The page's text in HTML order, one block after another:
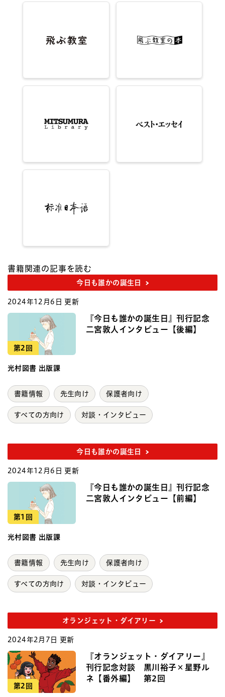
書籍関連の記事を読む
今日も誰かの誕生日
2024年12月6日 更新
第2回
『今日も誰かの誕生日』刊行記念
二宮敦人インタビュー【後編】
光村図書 出版課
書籍情報 先生向け 保護者向け
すべての方向け 対談・インタビュー
今日も誰かの誕生日
2024年12月6日 更新
第1回
『今日も誰かの誕生日』刊行記念
二宮敦人インタビュー【前編】
光村図書 出版課
書籍情報 先生向け 保護者向け
すべての方向け 対談・インタビュー
オランジェット・ダイアリー
2024年2月7日 更新
第2回
『オランジェット・ダイアリー』
刊行記念対談 黒川裕子×星野ル
ネ【番外編】 第2回